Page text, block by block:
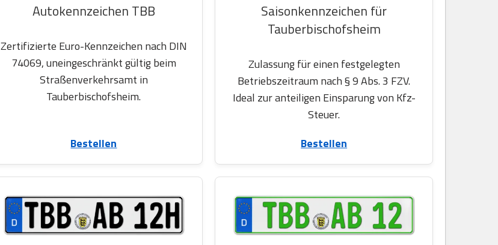
Autokennzeichen TBB
Zertifizierte Euro-Kennzeichen nach DIN
74069, uneingeschränkt gültig beim
Straßenverkehrsamt in
Tauberbischofsheim.
Bestellen
Saisonkennzeichen für
Tauberbischofsheim
Zulassung für einen festgelegten
Betriebszeitraum nach § 9 Abs. 3 FZV.
Ideal zur anteiligen Einsparung von Kfz-
Steuer.
Bestellen